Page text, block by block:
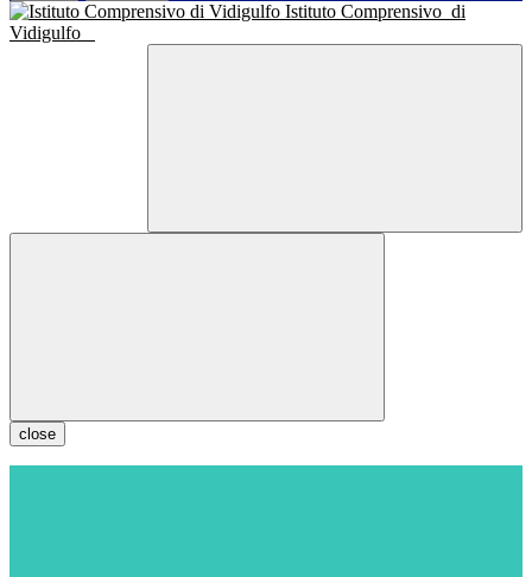
Istituto Comprensivo di
Vidigulfo
close